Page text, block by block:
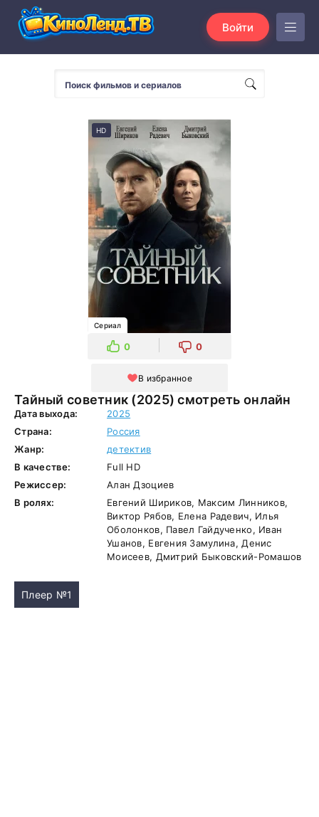
Войти
Тайный советник (2025) смотреть онлайн
HD
Сериал
0 0
В избранное
Дата выхода:
2025
Страна:
Россия
Жанр:
детектив
В качестве:
Full HD
Режиссер:
Алан Дзоциев
В ролях:
Евгений Шириков, Максим Линников,
Виктор Рябов, Елена Радевич, Илья
Оболонков, Павел Гайдученко, Иван
Ушанов, Евгения Замулина, Денис
Моисеев, Дмитрий Быковский-Ромашов
Плеер №1